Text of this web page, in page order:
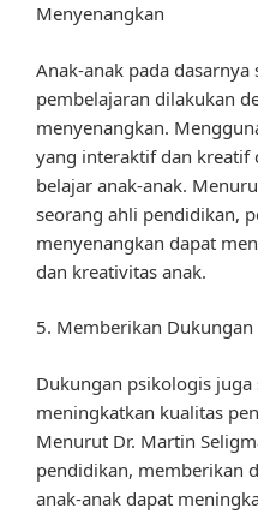
Menyenangkan
Anak-anak pada
pembelajaran dilakukan
menyenangkan.
yang interaktif dan kreatif
belajar anak-anak.
seorang ahli pendidikan,
menyenangkan dapat
dan kreativitas anak.
5. Memberikan
Dukungan psikologis
meningkatkan kualitas
Menurut Dr. Martin
pendidikan, memberikan
anak-anak dapat